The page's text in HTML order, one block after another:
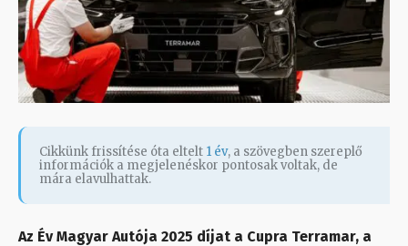
Cikkünk frissítése óta eltelt 1 év, a szövegben szereplő
információk a megjelenéskor pontosak voltak, de
mára elavulhattak.
Az Év Magyar Autója 2025 díjat a Cupra Terramar, a